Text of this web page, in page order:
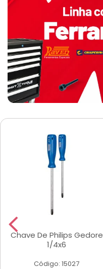
Chave De Philips Gedore
1/4x6
Código: 15027